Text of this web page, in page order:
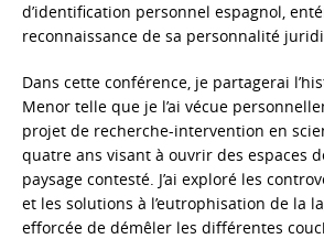
d’identification personnel espagnol,
reconnaissance de sa personnalité
Dans cette conférence, je partagerai
Menor telle que je l’ai vécue
projet de recherche-intervention en
quatre ans visant à ouvrir des espaces
paysage contesté. J’ai exploré les
et les solutions à l’eutrophisation de la
efforcée de démêler les différentes